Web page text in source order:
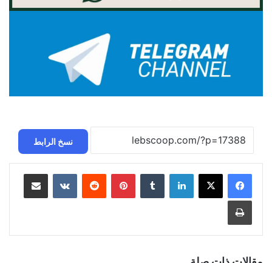
نسخ الرابط
لينكدإن بينتيريست مشاركة عبر البريد
طباعة